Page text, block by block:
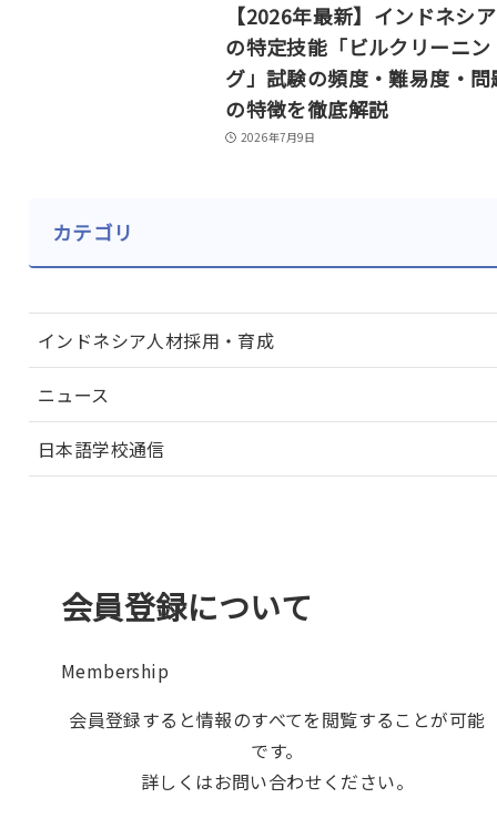
【2026年最新】インドネシ
の特定技能「ビルクリーニン
グ」試験の頻度・難易度・問
の特徴を徹底解説
2026年7月9日
カテゴリ
インドネシア人材採用・育成
ニュース
日本語学校通信
会員登録について
Membership
会員登録すると情報のすべてを閲覧することが可能
です。
詳しくはお問い合わせください。